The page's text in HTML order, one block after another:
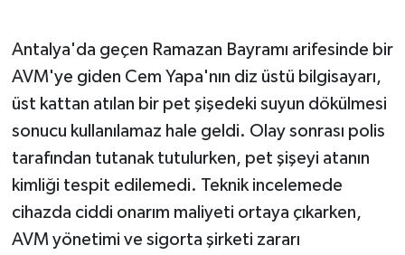
Antalya'da geçen Ramazan Bayramı arifesinde bir
AVM'ye giden Cem Yapa'nın diz üstü bilgisayarı,
üst kattan atılan bir pet şişedeki suyun dökülmesi
sonucu kullanılamaz hale geldi. Olay sonrası polis
tarafından tutanak tutulurken, pet şişeyi atanın
kimliği tespit edilemedi. Teknik incelemede
cihazda ciddi onarım maliyeti ortaya çıkarken,
AVM yönetimi ve sigorta şirketi zararı